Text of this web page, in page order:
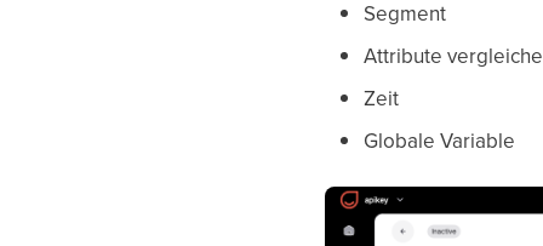
Segment
Attribute
Zeit
Globale Variable